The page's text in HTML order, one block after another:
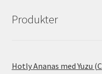
Produkter
Hotly Ananas med Yuzu